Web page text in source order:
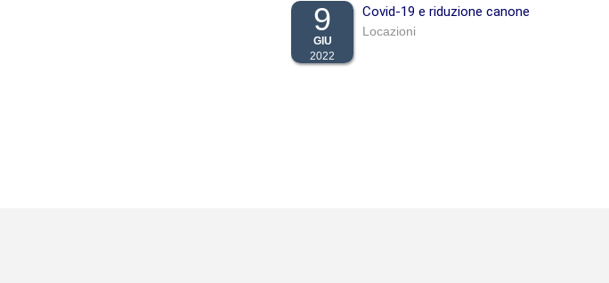
9
GIU
2022
Covid-19 e riduzione canone
Locazioni